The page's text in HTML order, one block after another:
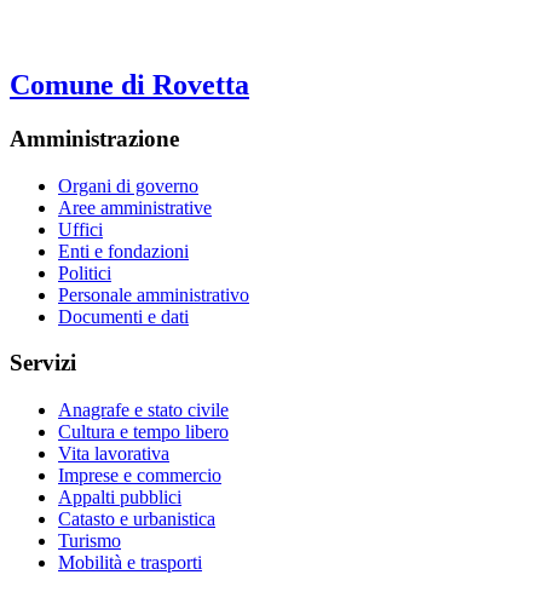
Comune di Rovetta
Amministrazione
Organi di governo
Aree amministrative
Uffici
Enti e fondazioni
Politici
Personale amministrativo
Documenti e dati
Servizi
Anagrafe e stato civile
Cultura e tempo libero
Vita lavorativa
Imprese e commercio
Appalti pubblici
Catasto e urbanistica
Turismo
Mobilità e trasporti